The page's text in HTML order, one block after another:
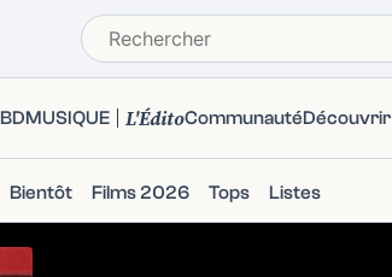
BDMUSIQUE L'ÉditoCommunautéDécouvrir
Bientôt Films 2026 Tops Listes